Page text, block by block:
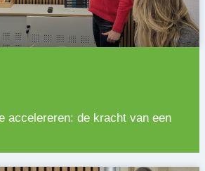
accelereren: de kracht van een